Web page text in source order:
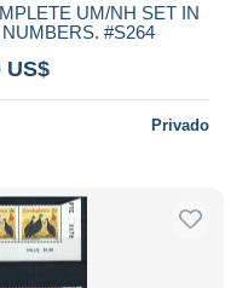
UM/NH SET IN
#S264
US$
Privado